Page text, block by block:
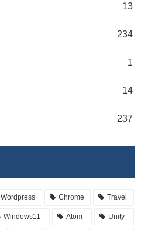
13
234
1
14
237
Wordpress Chrome Travel
Windows11 Atom Unity